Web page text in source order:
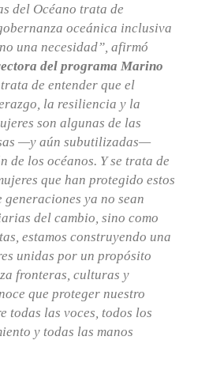
del Océano trata de
oceánica inclusiva
una necesidad”, afirmó
del programa Marino
trata de entender que el
la resiliencia y la
son algunas de las
—y aún subutilizadas—
de los océanos. Y se trata de
que han protegido estos
generaciones ya no sean
del cambio, sino como
estamos construyendo una
unidas por un propósito
fronteras, culturas y
que proteger nuestro
todas las voces, todos los
y todas las manos